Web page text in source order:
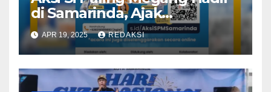
di Samarinda, Ajak
Masyarakat Hidup Sehat
Lewat Event Seru dan
Edukatif
APR 19, 2025 REDAKSI